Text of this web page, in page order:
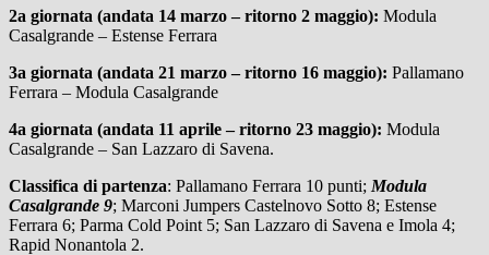
2a giornata (andata 14 marzo – ritorno 2 maggio): Modula
Casalgrande – Estense Ferrara
3a giornata (andata 21 marzo – ritorno 16 maggio): Pallamano
Ferrara – Modula Casalgrande
4a giornata (andata 11 aprile – ritorno 23 maggio): Modula
Casalgrande – San Lazzaro di Savena.
Classifica di partenza: Pallamano Ferrara 10 punti; Modula
Casalgrande 9; Marconi Jumpers Castelnovo Sotto 8; Estense
Ferrara 6; Parma Cold Point 5; San Lazzaro di Savena e Imola 4;
Rapid Nonantola 2.